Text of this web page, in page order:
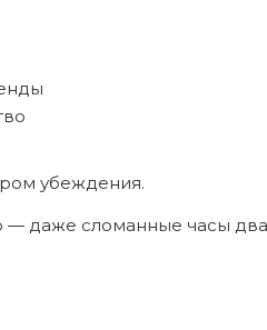
убеждения.
даже сломанные часы